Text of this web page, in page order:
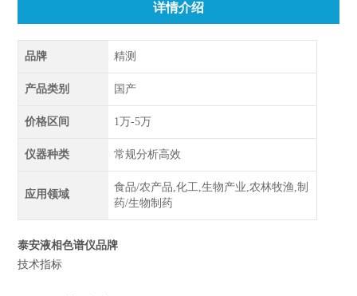
详情介绍
品牌 精测
产品类别 国产
价格区间 1万-5万
仪器种类 常规分析高效
应用领域
食品/农产品,化工,生物产业,农林牧渔,制
药/生物制药
泰安液相色谱仪品牌
技术指标